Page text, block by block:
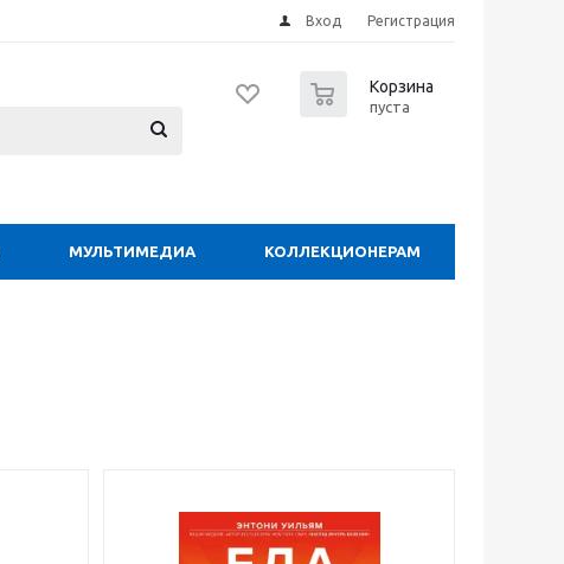
Вход Регистрация
Корзина
пуста
МУЛЬТИМЕДИА КОЛЛЕКЦИОНЕРАМ